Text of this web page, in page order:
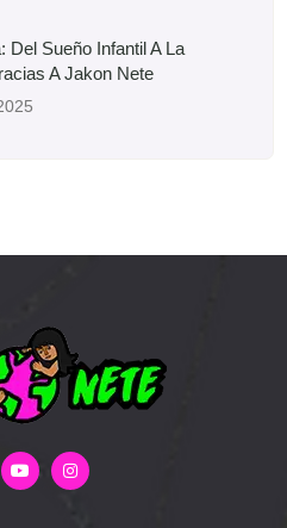
Del Sueño Infantil A La
A Jakon Nete